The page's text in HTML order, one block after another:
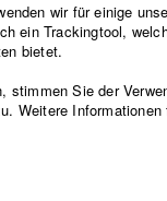
wir für einige
ein Trackingtool,
bietet.
Sie der
Weitere